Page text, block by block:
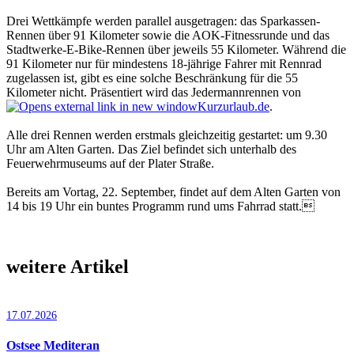
Drei Wettkämpfe werden parallel ausgetragen: das Sparkassen-
Rennen über 91 Kilometer sowie die AOK-Fitnessrunde und das
Stadtwerke-E-Bike-Rennen über jeweils 55 Kilometer. Während die
91 Kilometer nur für mindestens 18-jährige Fahrer mit Rennrad
zugelassen ist, gibt es eine solche Beschränkung für die 55
Kilometer nicht. Präsentiert wird das Jedermannrennen von
Kurzurlaub.de.
Alle drei Rennen werden erstmals gleichzeitig gestartet: um 9.30
Uhr am Alten Garten. Das Ziel befindet sich unterhalb des
Feuerwehrmuseums auf der Plater Straße.
Bereits am Vortag, 22. September, findet auf dem Alten Garten von
14 bis 19 Uhr ein buntes Programm rund ums Fahrrad statt.
weitere Artikel
17.07.2026
Ostsee Mediteran